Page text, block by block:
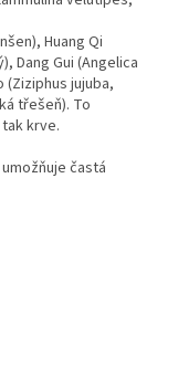
Huang Qi
Dang Gui (Angelica
(Ziziphus jujuba,
třešeň). To
krve.
častá